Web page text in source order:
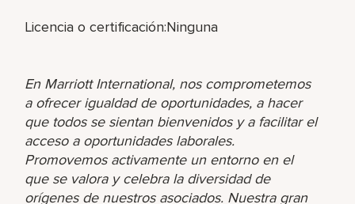
Licencia o certificación:Ninguna
En Marriott International, nos comprometemos
a ofrecer igualdad de oportunidades, a hacer
que todos se sientan bienvenidos y a facilitar el
acceso a oportunidades laborales.
Promovemos activamente un entorno en el
que se valora y celebra la diversidad de
orígenes de nuestros asociados. Nuestra gran